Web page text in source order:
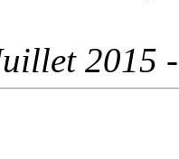
2015